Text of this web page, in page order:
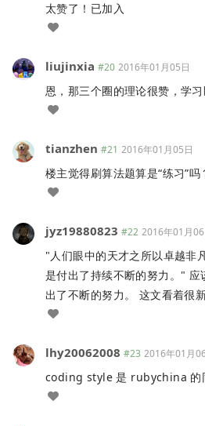
太赞了！已加入
liujinxia #20 2016年01月05日
恩，那三个圈的理论很赞，学
tianzhen #21 2016年01月05日
楼主觉得刷算法题算是“练习”吗
jyz19880823 #22 2016年01月06
"人们眼中的天才之所以卓越非
是付出了持续不断的努力。"
出了不断的努力。 这文看着很
lhy20062008 #23 2016年01月
coding style 是 rubychina 的